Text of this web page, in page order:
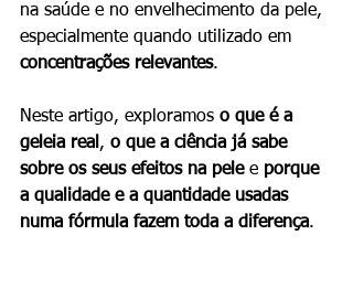
na saúde e no envelhecimento da pele,
especialmente quando utilizado em
concentrações relevantes.
Neste artigo, exploramos o que é a
geleia real , o que a ciência já sabe
sobre os seus efeitos na pele e porque
a qualidade e a quantidade usadas
numa fórmula fazem toda a diferença.